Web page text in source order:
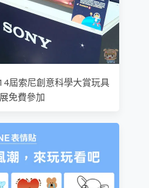
屆索尼創意科學大賞玩具
免費參加